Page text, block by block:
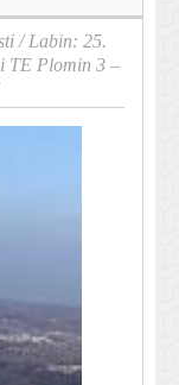
/Labin: 25.
TE Plomin 3 –